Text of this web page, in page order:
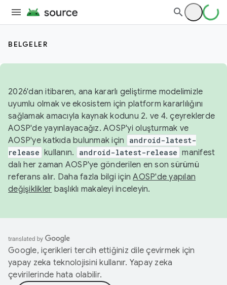
BELGELER
2026'dan itibaren, ana kararlı geliştirme modelimizle
uyumlu olmak ve ekosistem için platform kararlılığını
sağlamak amacıyla kaynak kodunu 2. ve 4. çeyreklerde
AOSP'de yayınlayacağız. AOSP'yi oluşturmak ve
AOSP'ye katkıda bulunmak için
android-latest-
release kullanın. android-latest-release manifest
dalı her zaman AOSP'ye gönderilen en son sürümü
referans alır. Daha fazla bilgi içinAOSP'de yapılan
değişiklikler başlıklı makaleyi inceleyin.
Google, içerikleri tercih ettiğiniz dile çevirmek için
yapay zeka teknolojisini kullanır. Yapay zeka
çevirilerinde hata olabilir.